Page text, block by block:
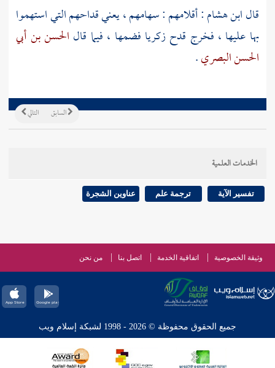
قالابن هشام: أقلامهم : سهامهم ، يعني قداحهم التي استهموا
بها عليها ، فخرج قدحزكريا فضمها ، فيما قال الحسن بن أبي
الحسن البصري.
التالي السابق
الخدمات العلمية
تفسير الآية ترجمة علم عناوين الشجرة
وثيقة الخصوصية اتفاقية الخدمة اتصل بنا من نحن
جميع الحقوق محفوظة © 2026 - 1998 لشبكة إسلام ويب